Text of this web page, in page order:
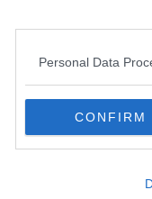
Personal Data
CONFIRM